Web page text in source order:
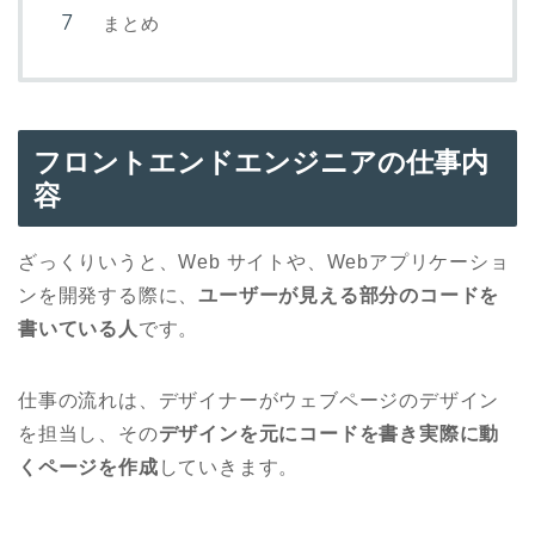
まとめ
フロントエンドエンジニアの仕事内
容
ざっくりいうと、Web サイトや、Webアプリケーショ
ンを開発する際に、ユーザーが見える部分のコードを
書いている人 です。
仕事の流れは、デザイナーがウェブページのデザイン
を担当し、そのデザインを元にコードを書き実際に動
くページを作成 していきます。